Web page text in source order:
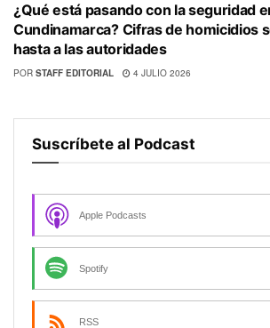
¿Qué está pasando con la seguridad
Cundinamarca? Cifras de homicidios
hasta a las autoridades
POR STAFF EDITORIAL 4 JULIO 2026
Suscríbete al Podcast
Apple Podcasts
Spotify
RSS